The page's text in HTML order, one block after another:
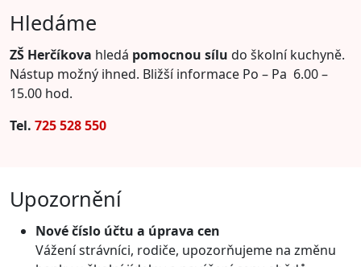
Hledáme
ZŠ Herčíkova hledá pomocnou sílu do školní kuchyně.
Nástup možný ihned. Bližší informace Po – Pa 6.00 –
15.00 hod.
Tel. 725 528 550
Upozornění
Nové číslo účtu a úprava cen
Vážení strávníci, rodiče, upozorňujeme na změnu